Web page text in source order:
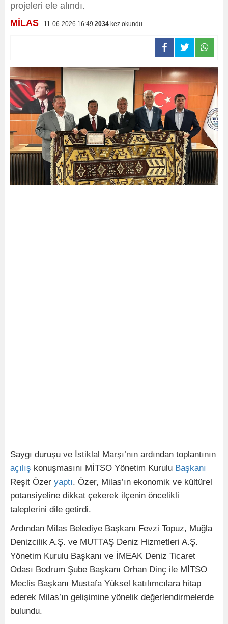
projeleri ele alındı.
MİLAS - 11-06-2026 16:49 2034 kez okundu.
Saygı duruşu ve İstiklal Marşı’nın ardından toplantının
açılış konuşmasını MİTSO Yönetim Kurulu Başkanı
Reşit Özer yaptı. Özer, Milas’ın ekonomik ve kültürel
potansiyeline dikkat çekerek ilçenin öncelikli
taleplerini dile getirdi.
Ardından Milas Belediye Başkanı Fevzi Topuz, Muğla
Denizcilik A.Ş. ve MUTTAŞ Deniz Hizmetleri A.Ş.
Yönetim Kurulu Başkanı ve İMEAK Deniz Ticaret
Odası Bodrum Şube Başkanı Orhan Dinç ile MİTSO
Meclis Başkanı Mustafa Yüksel katılımcılara hitap
ederek Milas’ın gelişimine yönelik değerlendirmelerde
bulundu.